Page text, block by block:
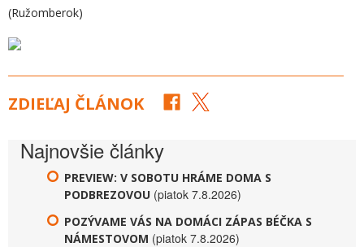
(Ružomberok)
ZDIEĽAJ ČLÁNOK
Najnovšie články
PREVIEW: V SOBOTU HRÁME DOMA S
PODBREZOVOU (piatok 7.8.2026)
POZÝVAME VÁS NA DOMÁCI ZÁPAS BÉČKA S
NÁMESTOVOM (piatok 7.8.2026)